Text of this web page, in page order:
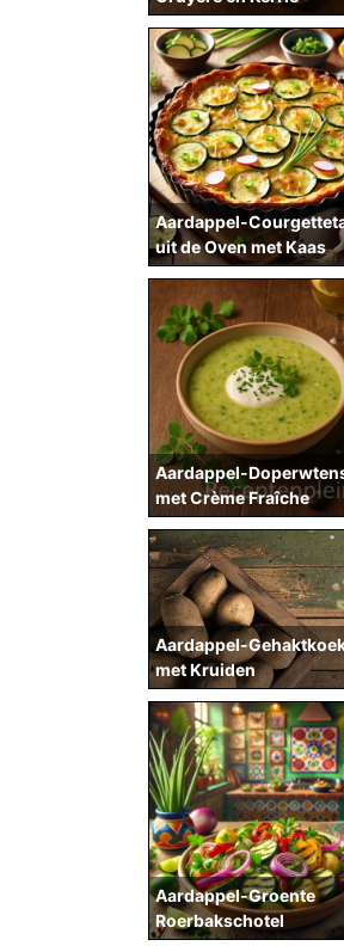
Aardappel-
uit de Oven met Kaas
Aardappel-
met Crème Fraîche
Aardappel-
met Kruiden
Aardappel-Groente
Roerbakschotel